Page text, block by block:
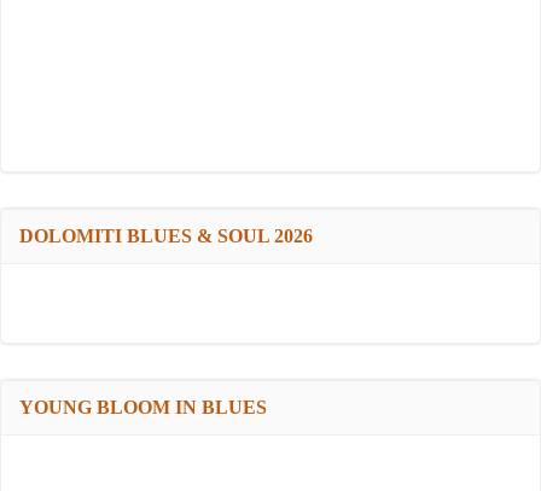
DOLOMITI BLUES & SOUL 2026
YOUNG BLOOM IN BLUES